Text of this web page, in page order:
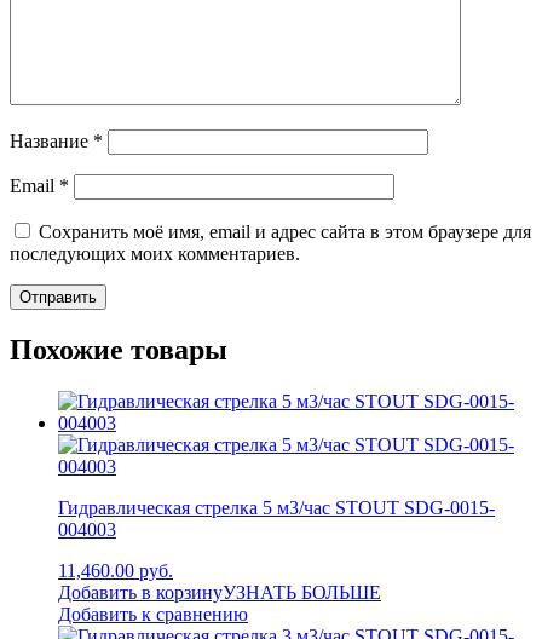
Название *
Email *
Сохранить моё имя, email и адрес сайта в этом браузере для
последующих моих комментариев.
Похожие товары
Гидравлическая стрелка 5 м3/час STOUT SDG-0015-
004003
11,460.00 руб.
Добавить в корзинуУЗНАТЬ БОЛЬШЕ
Добавить к сравнению